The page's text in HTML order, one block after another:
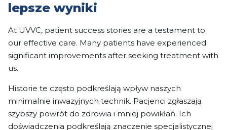
lepsze wyniki
At UVVC, patient success stories are a testament to
our effective care. Many patients have experienced
significant improvements after seeking treatment with
us.
Historie te często podkreślają wpływ naszych
minimalnie inwazyjnych technik. Pacjenci zgłaszają
szybszy powrót do zdrowia i mniej powikłań. Ich
doświadczenia podkreślają znaczenie specjalistycznej